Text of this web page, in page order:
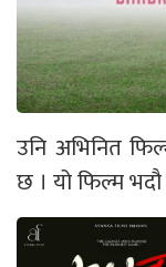
उनि अभिनित
छ । यो फिल्म